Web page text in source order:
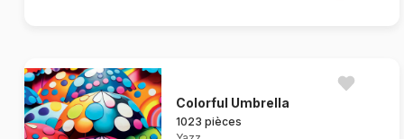
Colorful Umbrella
1023 pièces